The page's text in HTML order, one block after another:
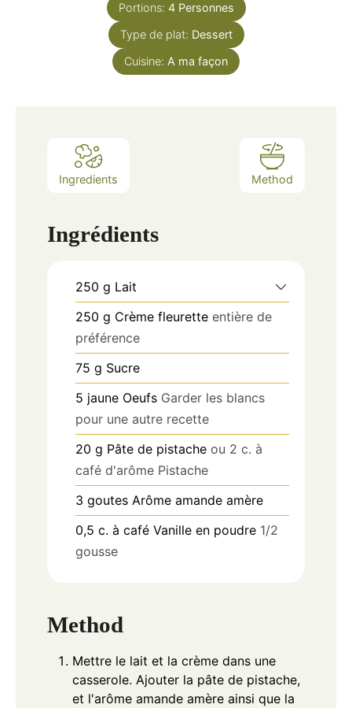
Portions: 4 Personnes
Type de plat: Dessert
Cuisine: A ma façon
Ingredients Method
Ingrédients
250 g Lait
250 g Crème fleurette entière de
préférence
75 g Sucre
5 jaune Oeufs Garder les blancs
pour une autre recette
20 g Pâte de pistache ou 2 c. à
café d'arôme Pistache
3 goutes Arôme amande amère
0,5 c. à café Vanille en poudre 1/2
gousse
Method
Mettre le lait et la crème dans une
casserole. Ajouter la pâte de pistache,
et l'arôme amande amère ainsi que la